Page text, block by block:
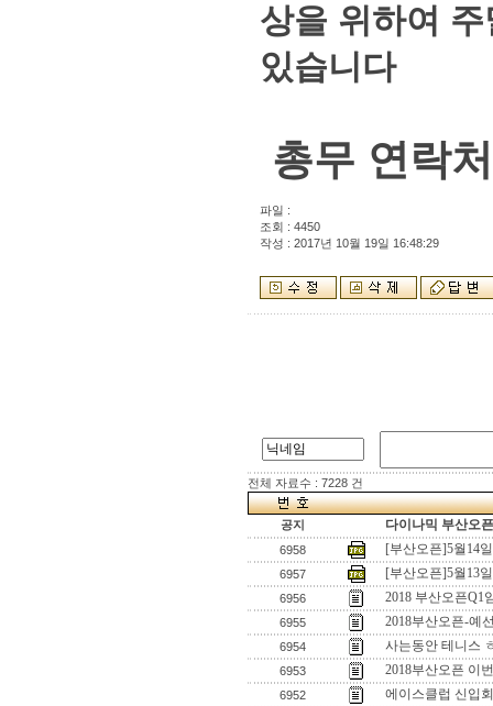
상을 위하여
있습니다
총무 연락
파일 :
조회 : 4450
작성 : 2017년 10월 19일 16:48:29
전체 자료수 : 7228 건
공지 다이나믹 부산오
6958 [부산오픈]5월14
6957 [부산오픈]5월13
6956 2018 부산오픈Q1
6955 2018부산오픈-예
6954 사는동안 테니스
6953 2018부산오픈 이
6952 에이스클럽 신입